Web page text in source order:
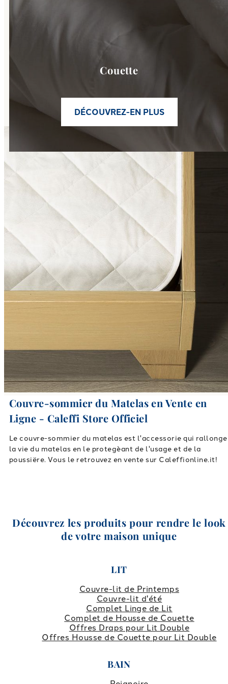
Couette
DÉCOUVREZ-EN PLUS
Couvre-sommier du Matelas en Vente en
Ligne - Caleffi Store Officiel
Le couvre-sommier du matelas est l'accessorie qui rallonge
la vie du matelas en le protegèant de l'usage et de la
poussiëre. Vous le retrouvez en vente sur Caleffionline.it!
Découvrez les produits pour rendre le look
de votre maison unique
LIT
Couvre-lit de Printemps
Couvre-lit d'été
Complet Linge de Lit
Complet de Housse de Couette
Offres Draps pour Lit Double
Offres Housse de Couette pour Lit Double
BAIN